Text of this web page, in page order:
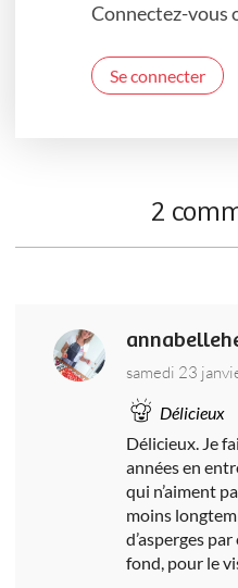
Connectez-vous
Se connecter
2
samedi 23
Délicieux
Délicieux. Je
années en
qui n’aiment
moins
d’asperges
fond, pour le